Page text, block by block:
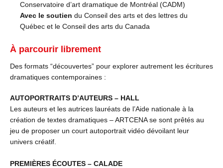
Conservatoire d’art dramatique de Montréal (CADM)
Avec le soutien du Conseil des arts et des lettres du
Québec et le Conseil des arts du Canada
À parcourir librement
Des formats “découvertes” pour explorer autrement les écritures
dramatiques contemporaines :
AUTOPORTRAITS D’AUTEURS – HALL
Les auteurs et les autrices lauréats de l’Aide nationale à la
création de textes dramatiques – ARTCENA se sont prêtés au
jeu de proposer un court autoportrait vidéo dévoilant leur
univers créatif.
PREMIÈRES ÉCOUTES – CALADE